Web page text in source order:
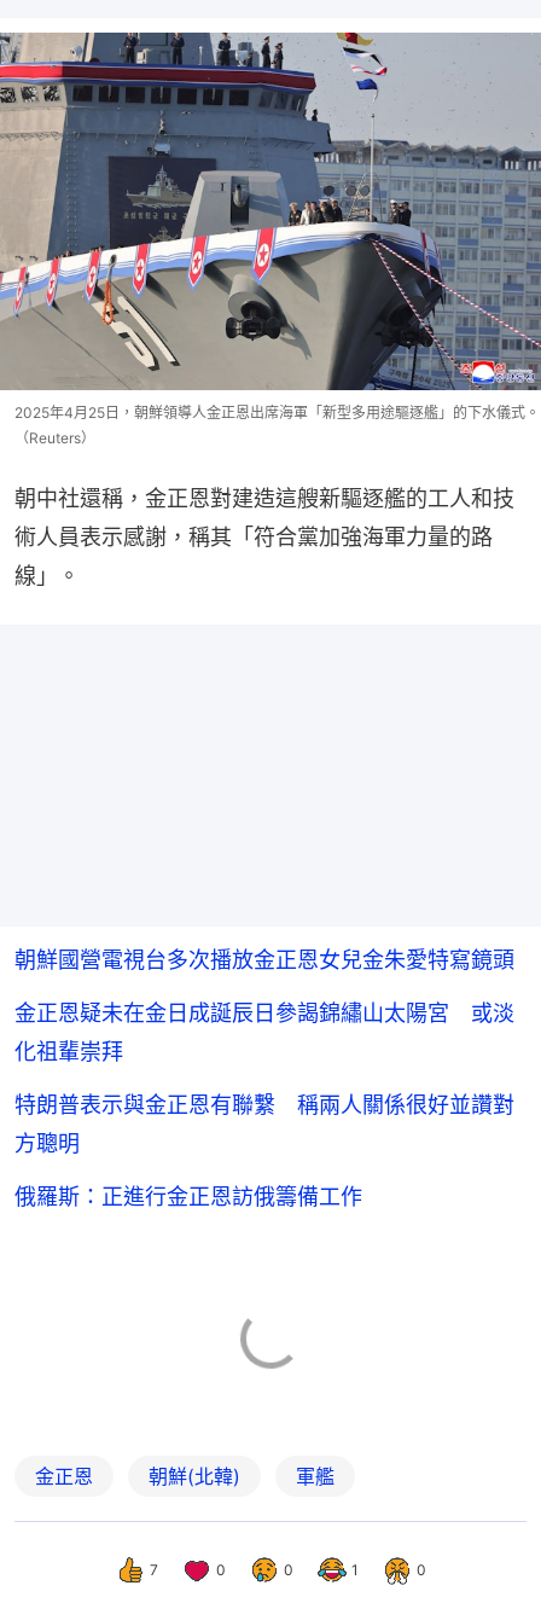
2025年4月25日，朝鮮領導人金正恩出席海軍「新型多用途驅逐艦」的下水儀式。
（Reuters）
朝中社還稱，金正恩對建造這艘新驅逐艦的工人和技
術人員表示感謝，稱其「符合黨加強海軍力量的路
線」。
朝鮮國營電視台多次播放金正恩女兒金朱愛特寫鏡頭
金正恩疑未在金日成誕辰日參謁錦繡山太陽宮 或淡
化祖輩崇拜
特朗普表示與金正恩有聯繫 稱兩人關係很好並讚對
方聰明
俄羅斯：正進行金正恩訪俄籌備工作
金正恩 朝鮮(北韓) 軍艦
7 0 0 1 0